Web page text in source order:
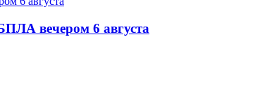
вечером 6 августа